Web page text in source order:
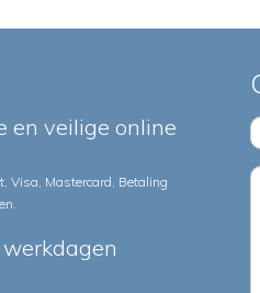
en veilige online
Visa, Mastercard, Betaling